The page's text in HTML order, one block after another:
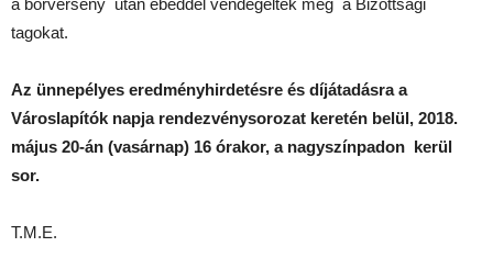
a borverseny után ebéddel vendégelték meg a Bizottsági
tagokat.
Az ünnepélyes eredményhirdetésre és díjátadásra a
Városlapítók napja rendezvénysorozat keretén belül, 2018.
május 20-án (vasárnap) 16 órakor, a nagyszínpadon kerül
sor.
T.M.E.